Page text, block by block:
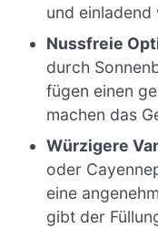
und einladend
Nussfreie
durch
fügen einen
machen das
Würzigere
oder
eine
gibt der